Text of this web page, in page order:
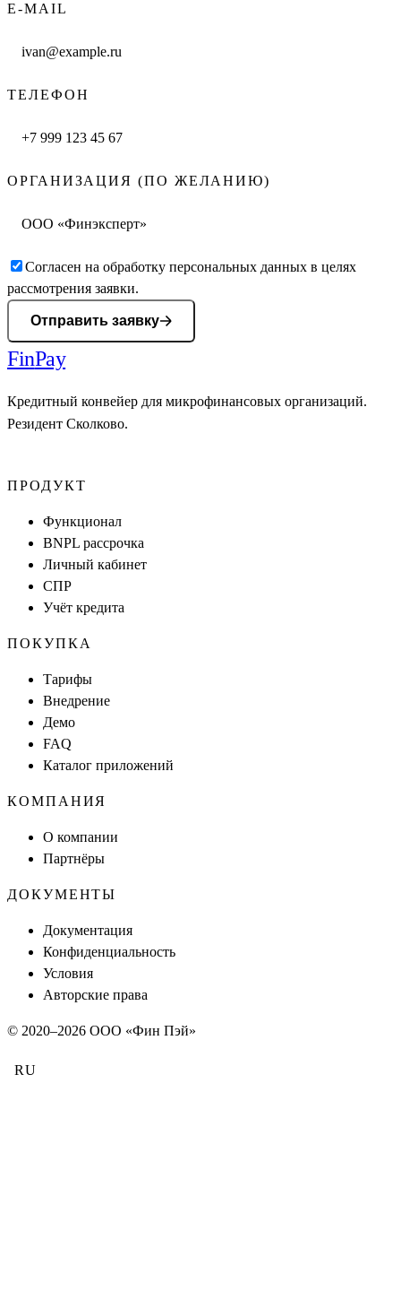
E-MAIL
ТЕЛЕФОН
ОРГАНИЗАЦИЯ (ПО ЖЕЛАНИЮ)
Согласен на обработку персональных данных в целях
рассмотрения заявки.
Отправить заявку
FinPay
Кредитный конвейер для микрофинансовых организаций.
Резидент Сколково.
ПРОДУКТ
Функционал
BNPL рассрочка
Личный кабинет
СПР
Учёт кредита
ПОКУПКА
Тарифы
Внедрение
Демо
FAQ
Каталог приложений
КОМПАНИЯ
О компании
Партнёры
ДОКУМЕНТЫ
Документация
Конфиденциальность
Условия
Авторские права
© 2020–2026 ООО «Фин Пэй»
RU